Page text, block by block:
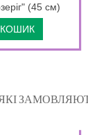
(45 см)
ЯКІ